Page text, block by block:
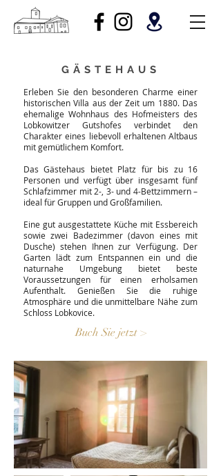
GÄSTEHAUS
Erleben Sie den besonderen Charme einer
historischen Villa aus der Zeit um 1880. Das
ehemalige Wohnhaus des Hofmeisters des
Lobkowitzer Gutshofes verbindet den
Charakter eines liebevoll erhaltenen Altbaus
mit gemütlichem Komfort.
Das Gästehaus bietet Platz für bis zu 16
Personen und verfügt über insgesamt fünf
Schlafzimmer mit 2-, 3- und 4-Bettzimmern –
ideal für Gruppen und Großfamilien.
Eine gut ausgestattete Küche mit Essbereich
sowie zwei Badezimmer (davon eines mit
Dusche) stehen Ihnen zur Verfügung. Der
Garten lädt zum Entspannen ein und die
naturnahe Umgebung bietet beste
Voraussetzungen für einen erholsamen
Aufenthalt. Genießen Sie die ruhige
Atmosphäre und die unmittelbare Nähe zum
Schloss Lobkovice.
Buch Sie jetzt >